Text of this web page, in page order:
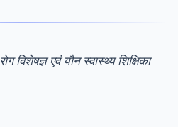
विशेषज्ञ एवं यौन स्वास्थ्य शिक्षिका